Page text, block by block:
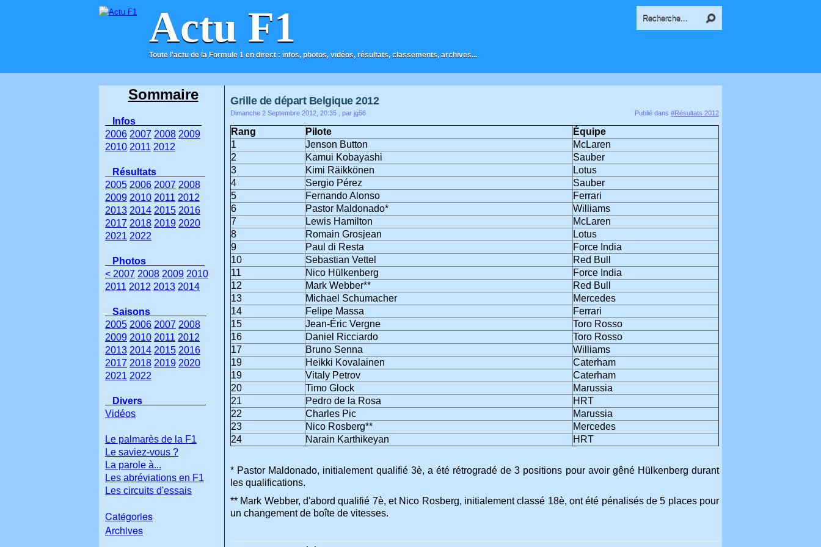
Actu F1
Toute l'actu de la Formule 1 en direct : infos, photos, vidéos, résultats, classements, archives...
ACCUEIL CONTACT
Grille de départ Belgique 2012
Dimanche 2 Septembre 2012, 20:35 , par jg56 Publié dans #Résultats 2012
Rang Pilote
Équipe
1
Jenson Button
McLaren
2
Kamui Kobayashi
Sauber
3
Kimi Räikkönen
Lotus
4
Sergio Pérez
Sauber
5
Fernando Alonso
Ferrari
6
Pastor Maldonado*
Williams
7
Lewis Hamilton
McLaren
8
Romain Grosjean
Lotus
9
Paul di Resta
Force India
10
Sebastian Vettel
Red Bull
11
Nico Hülkenberg
Force India
12
Mark Webber**
Red Bull
13
Michael Schumacher
Mercedes
14
Felipe Massa
Ferrari
15
Jean-Éric Vergne
Toro Rosso
16
Daniel Ricciardo
Toro Rosso
17
Bruno Senna
Williams
19
Heikki Kovalainen
Caterham
19
Vitaly Petrov
Caterham
20
Timo Glock
Marussia
21
Pedro de la Rosa
HRT
22
Charles Pic
Marussia
23
Nico Rosberg**
Mercedes
24
Narain Karthikeyan HRT
* Pastor Maldonado, initialement qualifié 3è, a été rétrogradé de 3 positions pour avoir gêné Hülkenberg durant
les qualifications.
** Mark Webber, d'abord qualifié 7è, et Nico Rosberg, initialement classé 18è, ont été pénalisés de 5 places pour
un changement de boîte de vitesses.
Sommaire
Infos
2006 2007 2008 2009
2010 2011 2012
Résultats
2005 2006 2007 2008
2009 2010 2011 2012
2013 2014 2015 2016
2017 2018 2019 2020
2021 2022
Photos
< 2007 2008 2009 2010
2011 2012 2013 2014
Saisons
2005 2006 2007 2008
2009 2010 2011 2012
2013 2014 2015 2016
2017 2018 2019 2020
2021 2022
Divers
Vidéos
Le palmarès de la F1
Le saviez-vous ?
La parole à...
Les abréviations en F1
Les circuits d'essais
Catégories
Archives